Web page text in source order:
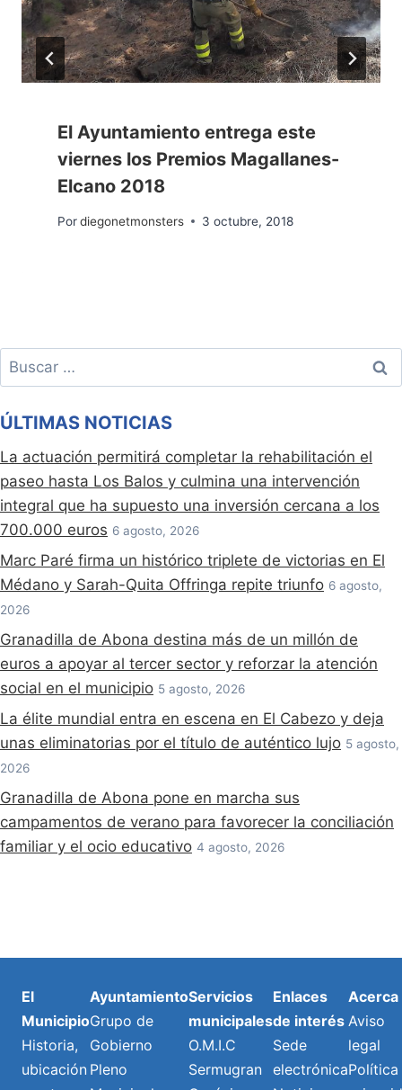
El Ayuntamiento entrega este
viernes los Premios Magallanes-
Elcano 2018
Pordiegonetmonsters 3 octubre, 2018
Buscar:
ÚLTIMAS NOTICIAS
La actuación permitirá completar la rehabilitación el
paseo hasta Los Balos y culmina una intervención
integral que ha supuesto una inversión cercana a los
700.000 euros 6 agosto, 2026
Marc Paré firma un histórico triplete de victorias en El
Médano y Sarah-Quita Offringa repite triunfo 6 agosto,
2026
Granadilla de Abona destina más de un millón de
euros a apoyar al tercer sector y reforzar la atención
social en el municipio 5 agosto, 2026
La élite mundial entra en escena en El Cabezo y deja
unas eliminatorias por el título de auténtico lujo 5 agosto,
2026
Granadilla de Abona pone en marcha sus
campamentos de verano para favorecer la conciliación
familiar y el ocio educativo 4 agosto, 2026
El
Municipio
Historia,
ubicación
Ayuntamiento
Grupo de
Gobierno
Pleno
Servicios
municipales
O.M.I.C
Sermugran
Enlaces
de interés
Sede
electrónica
Acerca
Aviso
legal
Política